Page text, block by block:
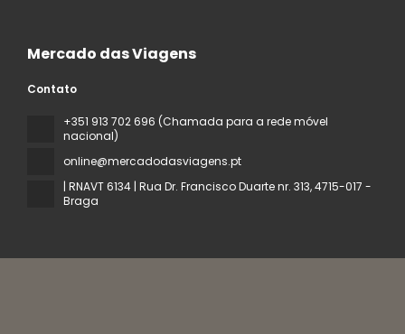
Mercado das Viagens
Contato
+351 913 702 696 (Chamada para a rede móvel
nacional)
online@mercadodasviagens.pt
| RNAVT 6134 | Rua Dr. Francisco Duarte nr. 313, 4715-017 -
Braga